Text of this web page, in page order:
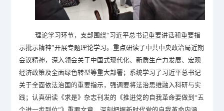
理论学习环节，支部围绕“习近平总书记重要讲话和重要指
示批示精神”开展专题理论学习。重点研读了中共中央政治局近期
会议精神，深入领会关于中国式现代化、新质生产力发展、宏观
经济政策及全面绿色转型等重大部署；系统学习了习近平总书记
关于全面依法治国的重要指示，强调要将法治思维融入科研与实
践；认真研读《求是》杂志刊发的《推进党的自我革命要做到“五